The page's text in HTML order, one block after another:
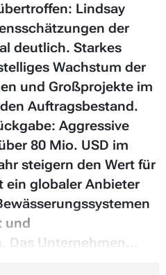
Lindsay
der
deutlich. Starkes
Wachstum der
und Großprojekte im
Auftragsbestand.
Aggressive
80 Mio. USD im
steigern den Wert für
globaler Anbieter
und
Unternehmen...